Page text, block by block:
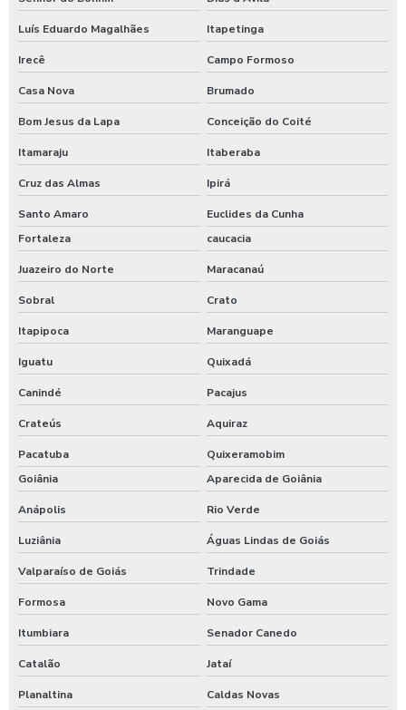
Luís Eduardo Magalhães Itapetinga
Irecê Campo Formoso
Casa Nova Brumado
Bom Jesus da Lapa Conceição do Coité
Itamaraju Itaberaba
Cruz das Almas Ipirá
Santo Amaro
Euclides da Cunha
Fortaleza
caucacia
Juazeiro do Norte Maracanaú
Sobral Crato
Itapipoca Maranguape
Iguatu Quixadá
Canindé Pacajus
Crateús Aquiraz
Pacatuba
Quixeramobim
Goiânia
Aparecida de Goiânia
Anápolis Rio Verde
Luziânia Águas Lindas de Goiás
Valparaíso de Goiás Trindade
Formosa Novo Gama
Itumbiara Senador Canedo
Catalão Jataí
Planaltina
Caldas Novas